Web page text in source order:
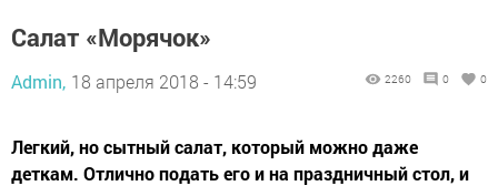
Салат «Морячок»
Admin, 18 апреля 2018 - 14:59 2260 0 0
Легкий, но сытный салат, который можно даже
деткам. Отлично подать его и на праздничный стол, и